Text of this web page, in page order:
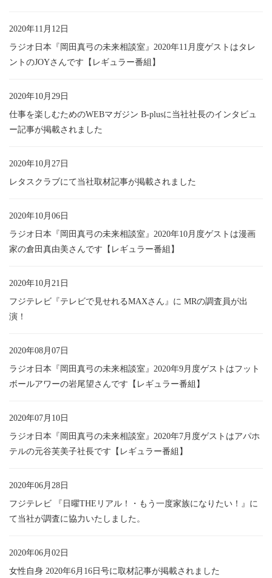
2020年11月12日
ラジオ日本『岡田真弓の未来相談室』2020年11月度ゲストはタレ
ントのJOYさんです【レギュラー番組】
2020年10月29日
仕事を楽しむためのWEBマガジン B-plusに当社社長のインタビュ
ー記事が掲載されました
2020年10月27日
レタスクラブにて当社取材記事が掲載されました
2020年10月06日
ラジオ日本『岡田真弓の未来相談室』2020年10月度ゲストは漫画
家の倉田真由美さんです【レギュラー番組】
2020年10月21日
フジテレビ『テレビで見せれるMAXさん』に MRの調査員が出
演！
2020年08月07日
ラジオ日本『岡田真弓の未来相談室』2020年9月度ゲストはフット
ボールアワーの岩尾望さんです【レギュラー番組】
2020年07月10日
ラジオ日本『岡田真弓の未来相談室』2020年7月度ゲストはアパホ
テルの元谷芙美子社長です【レギュラー番組】
2020年06月28日
フジテレビ 『日曜THEリアル！・もう一度家族になりたい！』に
て当社が調査に協力いたしました。
2020年06月02日
女性自身 2020年6月16日号に取材記事が掲載されました